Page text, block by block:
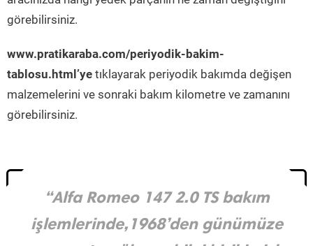
görebilirsiniz.
www.pratikaraba.com/periyodik-bakim-
tablosu.html’ye tıklayarak periyodik bakımda değişen
malzemelerini ve sonraki bakım kilometre ve zamanını
görebilirsiniz.
“Alfa Romeo 147 2.0 TS bakım
işlemlerinde,1968’den günümüze